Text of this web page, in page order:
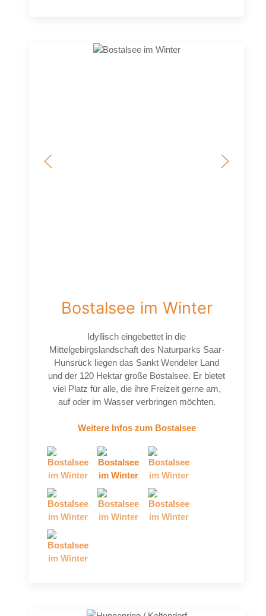
Bostalsee im Winter
Idyllisch eingebettet in die
Mittelgebirgslandschaft des Naturparks Saar-
Hunsrück liegen das Sankt Wendeler Land
und der 120 Hektar große Bostalsee. Er bietet
viel Platz für alle, die ihre Freizeit gerne am,
auf oder im Wasser verbringen möchten.
Weitere Infos zum Bostalsee